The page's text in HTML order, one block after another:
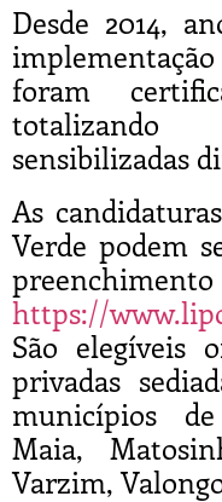
Desde 2014,
foram
totalizando
sensibilizadas
As
Verde podem
https://
São elegíveis
privadas
municípios
Maia,
Varzim,